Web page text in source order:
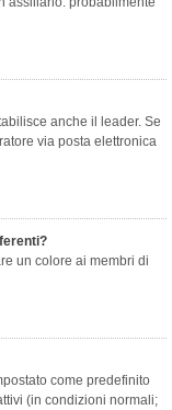
anche il leader. Se
via posta elettronica
un colore ai membri di
come predefinito
(in condizioni normali;